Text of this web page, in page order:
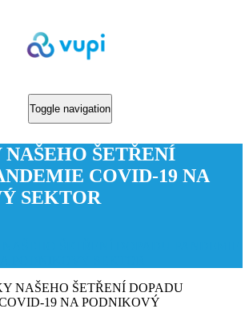
Toggle navigation
ŠETŘENÍ
COVID-19 NA
SEKTOR